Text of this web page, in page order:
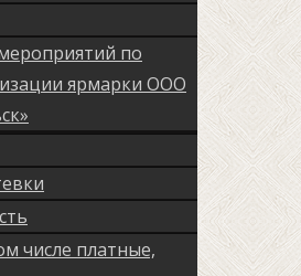
по
ярмарки ООО
числе платные,